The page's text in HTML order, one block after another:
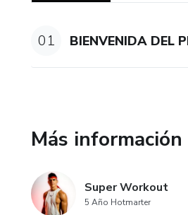
01 BIENVENIDA DEL
Más
Super Workout
5 Año Hotmarter